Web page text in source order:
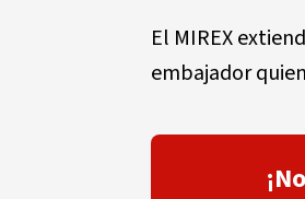
El MIREX
embajador